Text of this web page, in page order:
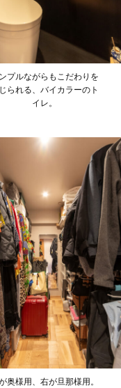
プルながらもこだわりを
られる、バイカラーのト
イレ。
奥様用、右が旦那様用。